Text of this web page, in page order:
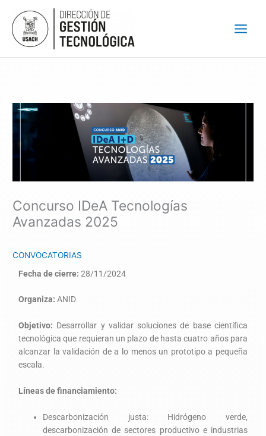
contenido
Concurso IDeA Tecnologías
Avanzadas 2025
CONVOCATORIAS
Fecha de cierre: 28/11/2024
Organiza:ANID
Objetivo: Desarrollar y validar soluciones de base científica
tecnológica que requieran un plazo de hasta cuatro años para
alcanzar la validación de a lo menos un prototipo a pequeña
escala.
Líneas de financiamiento:
Descarbonización justa: Hidrógeno verde,
descarbonización de sectores productivo e industrias